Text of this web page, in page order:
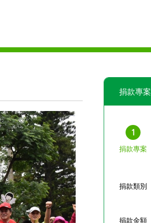
捐款專案
1
捐款專案
捐款類別
捐款金額